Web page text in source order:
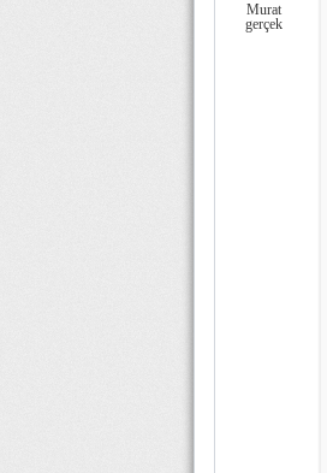
Murat
gerçek